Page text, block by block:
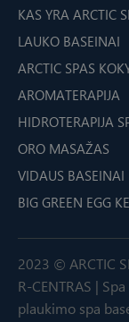
KAS YRA ARCTIC
LAUKO BASEINAI
ARCTIC SPAS
AROMATERAPIJA
HIDROTERAPIJA
ORO MASAŽAS
VIDAUS BASEINAI
BIG GREEN EGG
2023 © ARCTIC
R-CENTRAS |
plaukimo spa